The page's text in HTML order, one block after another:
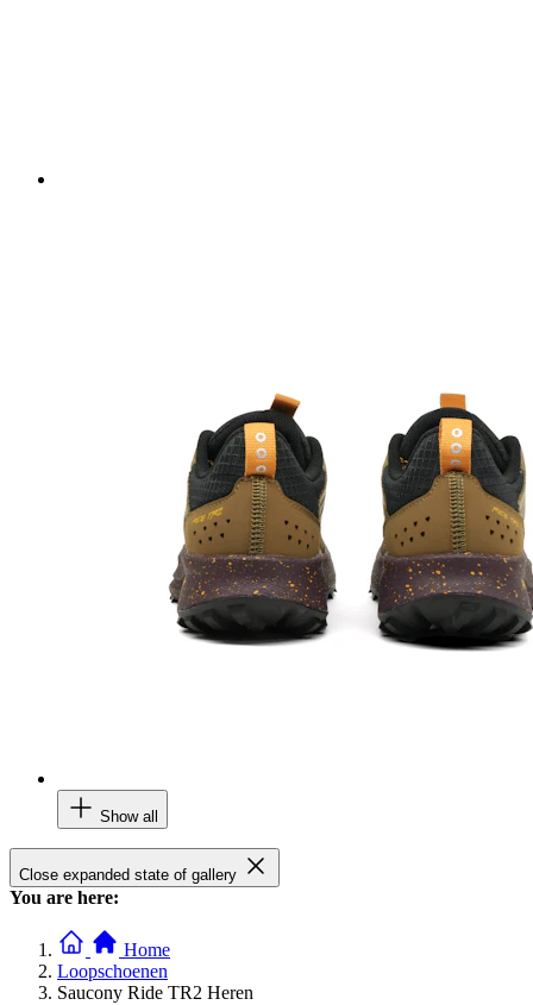
Show all
Close expanded state of gallery
You are here:
Home
Loopschoenen
Saucony Ride TR2 Heren